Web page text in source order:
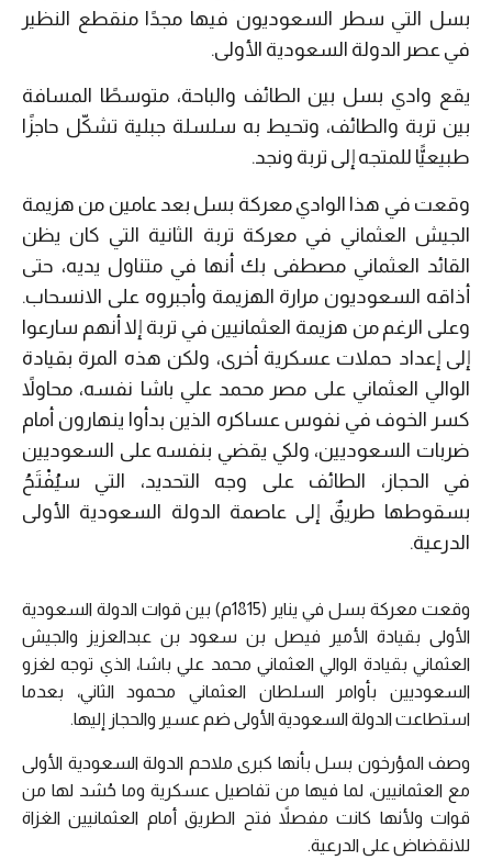
بسل التي سطر السعوديون فيها مجدًا منقطع النظير
في عصر الدولة السعودية الأولى.
يقع وادي بسل بين الطائف والباحة، متوسطًا المسافة
بين تربة والطائف، وتحيط به سلسلة جبلية تشكّل حاجزًا
طبيعيًّا للمتجه إلى تربة ونجد.
وقعت في هذا الوادي معركة بسل بعد عامين من هزيمة
الجيش العثماني في معركة تربة الثانية التي كان يظن
القائد العثماني مصطفى بك أنها في متناول يديه، حتى
أذاقه السعوديون مرارة الهزيمة وأجبروه على الانسحاب.
وعلى الرغم من هزيمة العثمانيين في تربة إلا أنهم سارعوا
إلى إعداد حملات عسكرية أخرى، ولكن هذه المرة بقيادة
الوالي العثماني على مصر محمد علي باشا نفسه، محاولاً
كسر الخوف في نفوس عساكره الذين بدأوا ينهارون أمام
ضربات السعوديين، ولكي يقضي بنفسه على السعوديين
في الحجاز، الطائف على وجه التحديد، التي سيُفْتَحُ
بسقوطها طريقٌ إلى عاصمة الدولة السعودية الأولى
الدرعية.
وقعت معركة بسل في يناير (1815م) بين قوات الدولة السعودية
الأولى بقيادة الأمير فيصل بن سعود بن عبدالعزيز والجيش
العثماني بقيادة الوالي العثماني محمد علي باشا، الذي توجه لغزو
السعوديين بأوامر السلطان العثماني محمود الثاني، بعدما
استطاعت الدولة السعودية الأولى ضم عسير والحجاز إليها.
وصف المؤرخون بسل بأنها كبرى ملاحم الدولة السعودية الأولى
مع العثمانيين، لما فيها من تفاصيل عسكرية وما حُشد لها من
قوات ولأنها كانت مفصلاً فتح الطريق أمام العثمانيين الغزاة
للانقضاض على الدرعية.